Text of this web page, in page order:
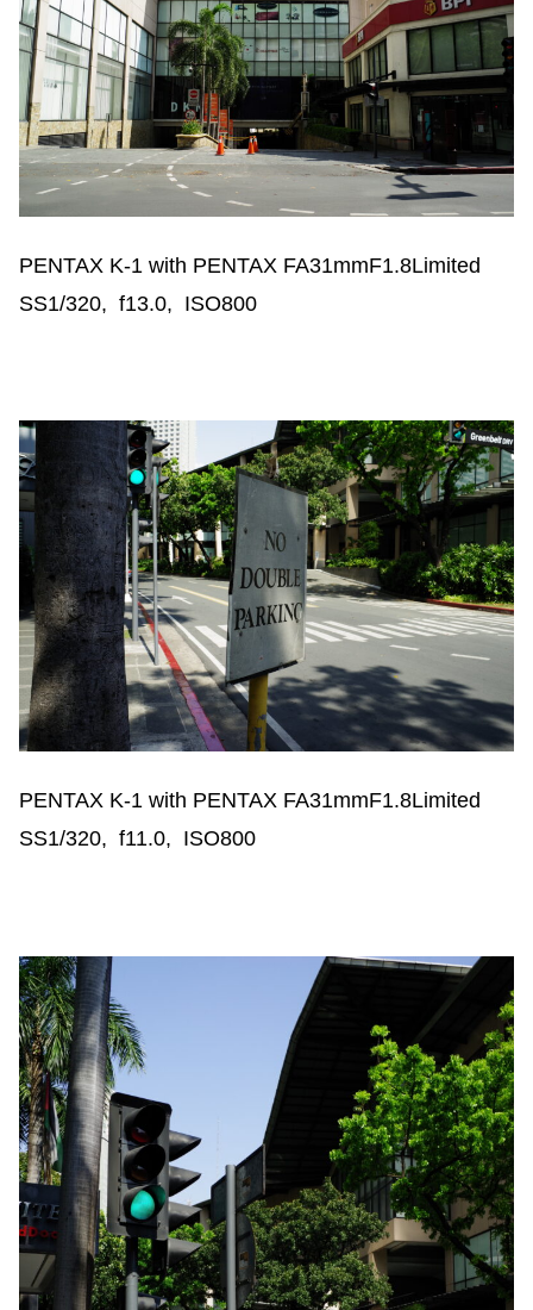
PENTAX K-1 with PENTAX FA31mmF1.8Limited
SS1/320, f13.0, ISO800
PENTAX K-1 with PENTAX FA31mmF1.8Limited
SS1/320, f11.0, ISO800